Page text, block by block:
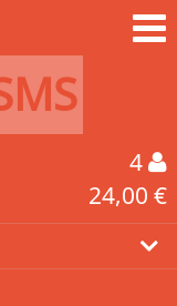
4
24,00 €